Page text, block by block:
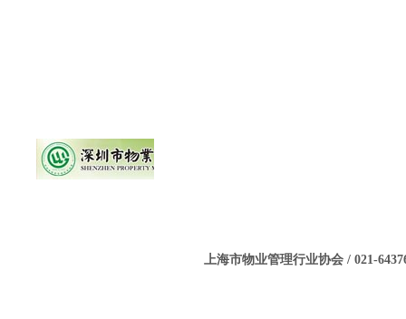
上海市物业管理行业协会 / 021-